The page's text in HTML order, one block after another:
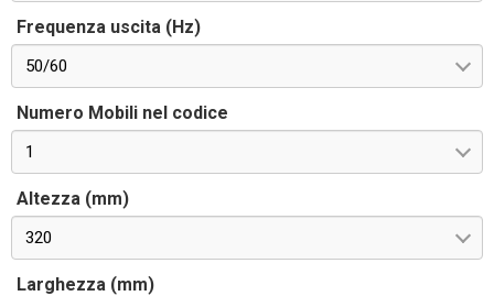
Frequenza uscita (Hz)
50/60
Numero Mobili nel codice
1
Altezza (mm)
320
Larghezza (mm)